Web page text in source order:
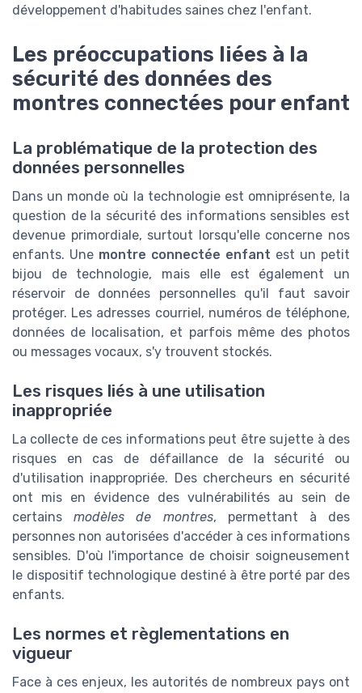
développement d'habitudes saines chez l'enfant.
Les préoccupations liées à la
sécurité des données des
montres connectées pour enfant
La problématique de la protection des
données personnelles
Dans un monde où la technologie est omniprésente, la
question de la sécurité des informations sensibles est
devenue primordiale, surtout lorsqu'elle concerne nos
enfants. Une montre connectée enfant est un petit
bijou de technologie, mais elle est également un
réservoir de données personnelles qu'il faut savoir
protéger. Les adresses courriel, numéros de téléphone,
données de localisation, et parfois même des photos
ou messages vocaux, s'y trouvent stockés.
Les risques liés à une utilisation
inappropriée
La collecte de ces informations peut être sujette à des
risques en cas de défaillance de la sécurité ou
d'utilisation inappropriée. Des chercheurs en sécurité
ont mis en évidence des vulnérabilités au sein de
certainsmodèles de montres, permettant à des
personnes non autorisées d'accéder à ces informations
sensibles. D'où l'importance de choisir soigneusement
le dispositif technologique destiné à être porté par des
enfants.
Les normes et règlementations en
vigueur
Face à ces enjeux, les autorités de nombreux pays ont